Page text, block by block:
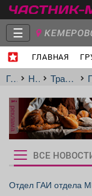
☰
ГЛАВНАЯ
Главная
Объявления
ГлавнаяНовости
Транспорт и дороги
реклама
Рукбрики
новостей
ВСЕ
Отдел ГАИ отдела